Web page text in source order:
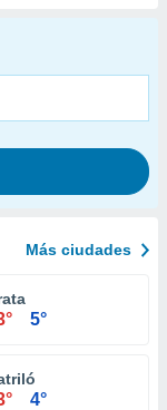
Más ciudades
5°
4°